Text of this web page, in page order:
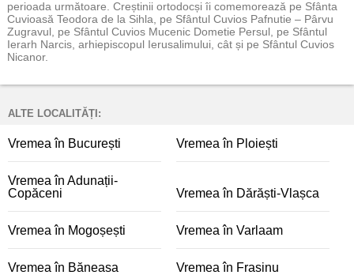
perioada următoare. Creștinii ortodocși îi comemorează pe Sfânta
Cuvioasă Teodora de la Sihla, pe Sfântul Cuvios Pafnutie – Pârvu
Zugravul, pe Sfântul Cuvios Mucenic Dometie Persul, pe Sfântul
Ierarh Narcis, arhiepiscopul Ierusalimului, cât și pe Sfântul Cuvios
Nicanor.
ALTE LOCALITĂȚI:
Vremea în București Vremea în Ploiești
Vremea în Adunații-
Copăceni
Vremea în Dărăști-Vlașca
Vremea în Mogoșești Vremea în Varlaam
Vremea în Băneasa Vremea în Frasinu